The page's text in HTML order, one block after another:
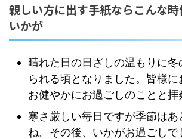
親しい方に出す手紙ならこんな
いかが
晴れた日の日ざしの温もりに冬
られる頃となりました。皆様
お健やかにお過ごしのことと拝
寒さ厳しい毎日ですが季節はあ
ね。その後、いかがお過ごしで